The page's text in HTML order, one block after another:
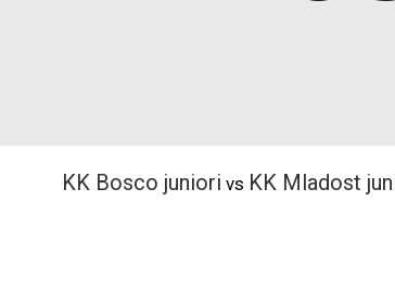
KK Bosco juniori vs KK Mladost